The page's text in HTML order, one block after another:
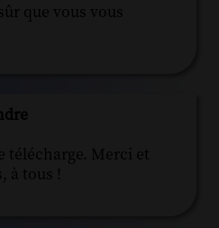
que vous vous
télécharge. Merci et
à tous !